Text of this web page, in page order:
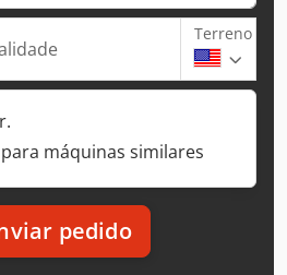
Terreno
máquinas similares
pedido